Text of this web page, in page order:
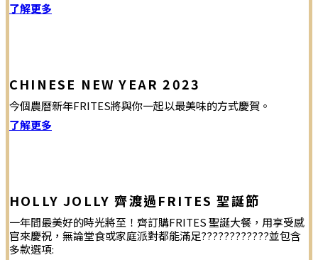
了解更多
CHINESE NEW YEAR 2023
今個農曆新年FRITES將與你一起以最美味的方式慶賀。
了解更多
HOLLY JOLLY 齊渡過FRITES 聖誕節
一年間最美好的時光將至！齊訂購FRITES 聖誕大餐，用享受感
官來慶祝，無論堂食或家庭派對都能滿足????????????並包含
多款選項: